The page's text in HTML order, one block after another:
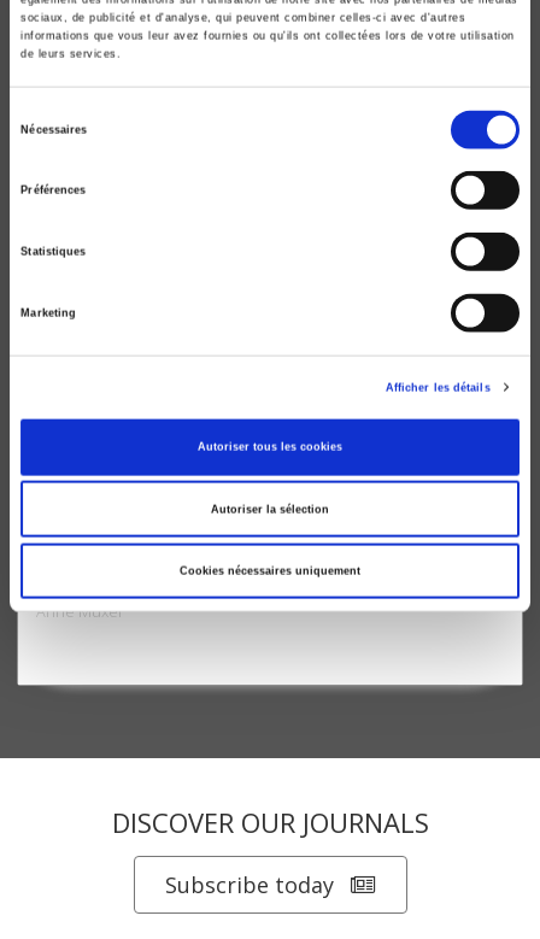
sociaux, de publicité et d'analyse, qui peuvent combiner celles-ci avec d'autres
informations que vous leur avez fournies ou qu'ils ont collectées lors de votre utilisation
de leurs services.
Nécessaires
Préférences
Statistiques
Marketing
Afficher les détails
Autoriser tous les cookies
Autoriser la sélection
Cookies nécessaires uniquement
La vie politique
Croire et faire croire
Anne Muxel
DISCOVER OUR JOURNALS
Subscribe today